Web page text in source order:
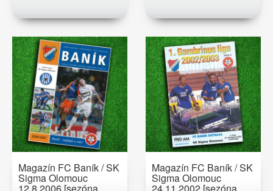
Magazín FC Baník / SK
Sigma Olomouc
Magazín FC Baník / SK
Sigma Olomouc